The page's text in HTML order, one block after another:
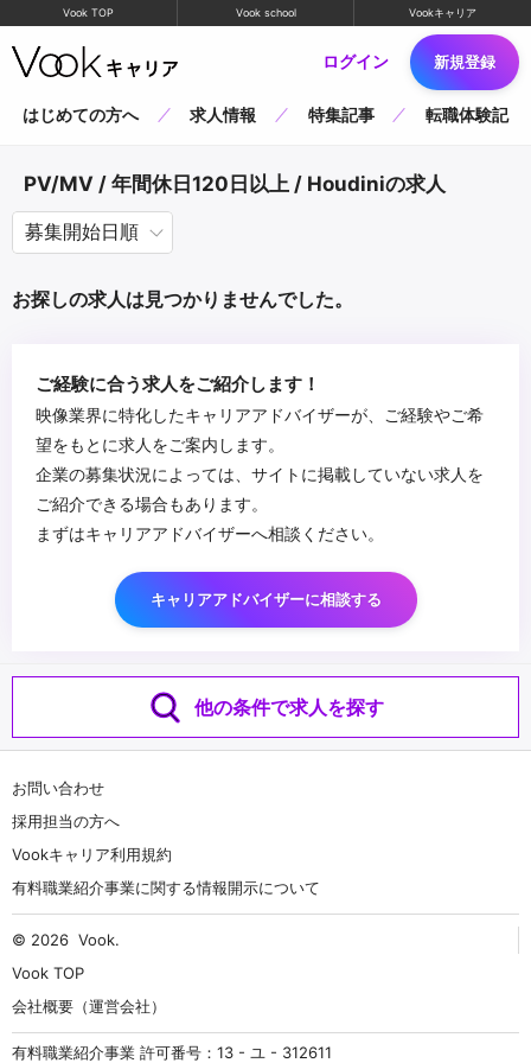
Vook TOP Vook school Vookキャリア
ログイン 新規登録
はじめての方へ 求人情報 特集記事 転職体験記
PV/MV / 年間休日120日以上 / Houdiniの求人
お探しの求人は見つかりませんでした。
ご経験に合う求人をご紹介します！
映像業界に特化したキャリアアドバイザーが、ご経験やご希
望をもとに求人をご案内します。
企業の募集状況によっては、サイトに掲載していない求人を
ご紹介できる場合もあります。
まずはキャリアアドバイザーへ相談ください。
キャリアアドバイザーに相談する
他の条件で求人を探す
お問い合わせ
採用担当の方へ
Vookキャリア利用規約
有料職業紹介事業に関する情報開示について
© 2026 Vook.
Vook TOP
会社概要（運営会社）
有料職業紹介事業 許可番号：13 - ユ - 312611